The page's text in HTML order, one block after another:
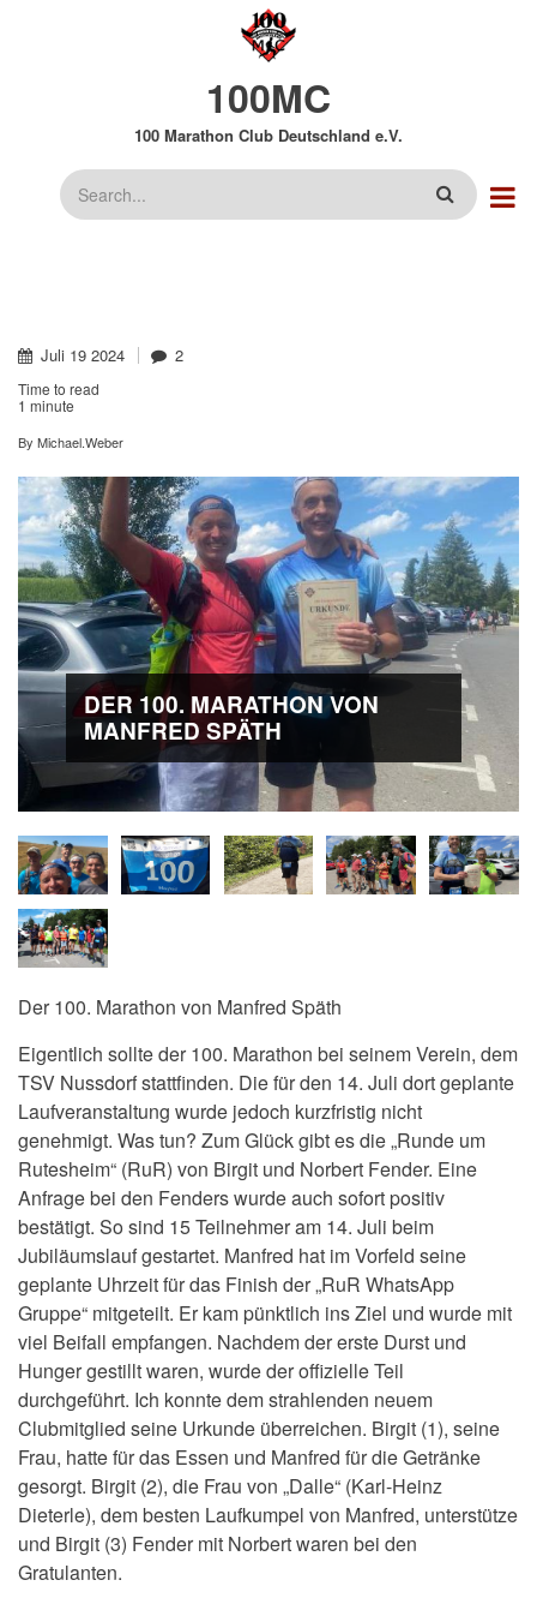
100MC
100 Marathon Club Deutschland e.V.
Suche
Juli 19 2024 2
Time to read
1 minute
By Michael.Weber
DER 100. MARATHON VON
MANFRED SPÄTH
Der 100. Marathon von Manfred Späth
Eigentlich sollte der 100. Marathon bei seinem Verein, dem
TSV Nussdorf stattfinden. Die für den 14. Juli dort geplante
Laufveranstaltung wurde jedoch kurzfristig nicht
genehmigt. Was tun? Zum Glück gibt es die „Runde um
Rutesheim“ (RuR) von Birgit und Norbert Fender. Eine
Anfrage bei den Fenders wurde auch sofort positiv
bestätigt. So sind 15 Teilnehmer am 14. Juli beim
Jubiläumslauf gestartet. Manfred hat im Vorfeld seine
geplante Uhrzeit für das Finish der „RuR WhatsApp
Gruppe“ mitgeteilt. Er kam pünktlich ins Ziel und wurde mit
viel Beifall empfangen. Nachdem der erste Durst und
Hunger gestillt waren, wurde der offizielle Teil
durchgeführt. Ich konnte dem strahlenden neuem
Clubmitglied seine Urkunde überreichen. Birgit (1), seine
Frau, hatte für das Essen und Manfred für die Getränke
gesorgt. Birgit (2), die Frau von „Dalle“ (Karl-Heinz
Dieterle), dem besten Laufkumpel von Manfred, unterstütze
und Birgit (3) Fender mit Norbert waren bei den
Gratulanten.